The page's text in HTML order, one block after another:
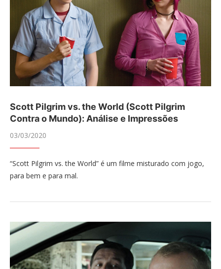
Scott Pilgrim vs. the World (Scott Pilgrim
Contra o Mundo): Análise e Impressões
03/03/2020
“Scott Pilgrim vs. the World” é um filme misturado com jogo,
para bem e para mal.